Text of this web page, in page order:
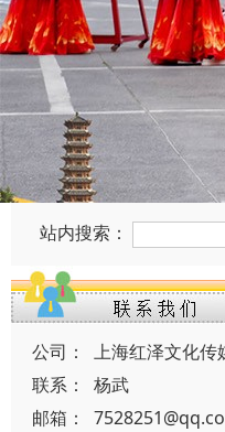
站内搜索：
公司：
上海红泽文化传
联系：
杨武
邮箱：